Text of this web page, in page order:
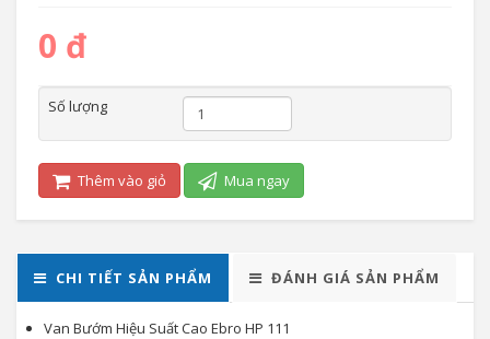
0 đ
Số lượng
Thêm vào giỏ Mua ngay
CHI TIẾT SẢN PHẨM ĐÁNH GIÁ SẢN PHẨM
Van Bướm Hiệu Suất Cao Ebro HP 111